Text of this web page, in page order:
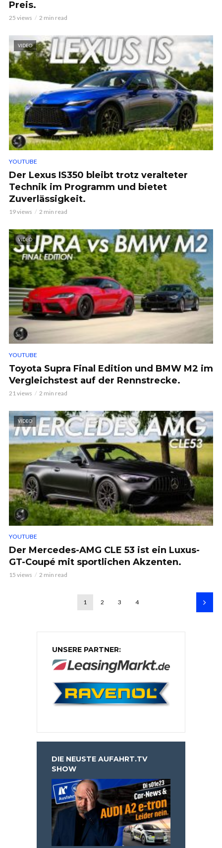
Preis.
25 views 2 min read
VIDEO
YOUTUBE
Der Lexus IS350 bleibt trotz veralteter
Technik im Programm und bietet
Zuverlässigkeit.
19 views 2 min read
VIDEO
YOUTUBE
Toyota Supra Final Edition und BMW M2 im
Vergleichstest auf der Rennstrecke.
21 views 2 min read
VIDEO
YOUTUBE
Der Mercedes-AMG CLE 53 ist ein Luxus-
GT-Coupé mit sportlichen Akzenten.
15 views 2 min read
1 2 3 4
UNSERE PARTNER:
DIE NEUSTE AUFAHRT.TV
SHOW